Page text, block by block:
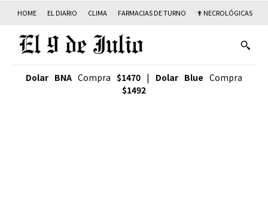
HOME EL DIARIO CLIMA FARMACIAS DE TURNO ✟ NECROLÓGICAS
Dolar BNA Compra $1470 | Dolar Blue Compra
$1492